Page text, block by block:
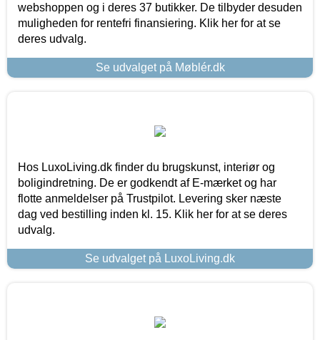
webshoppen og i deres 37 butikker. De tilbyder desuden
muligheden for rentefri finansiering. Klik her for at se
deres udvalg.
Se udvalget på Møblér.dk
Hos LuxoLiving.dk finder du brugskunst, interiør og
boligindretning. De er godkendt af E-mærket og har
flotte anmeldelser på Trustpilot. Levering sker næste
dag ved bestilling inden kl. 15. Klik her for at se deres
udvalg.
Se udvalget på LuxoLiving.dk